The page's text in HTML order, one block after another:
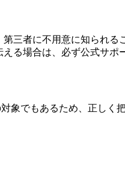
三者に不用意に知られ
る場合は、必ず公式サポ
でもあるため、正しく